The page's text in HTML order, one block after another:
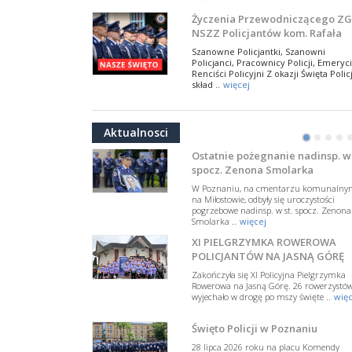
Życzenia Przewodniczącego ZG
NSZZ Policjantów kom. Rafała
Jankowskiego z okazji Święta
Policji 2026
Szanowne Policjantki, Szanowni
Policjanci, Pracownicy Policji,
Renciści Policyjni Z okazji Święta
skład .. więcej
NSZZ Policjantów: Policja nie
W przestrzeni publicznej po raz
pojawiły się wypowiedzi, które
w funkcjonariuszki i funkcjonariuszy
Policj .. więcej
Dodatkowe zarobkowanie
policjantów. NSZZP: obecne
rozwiązania wymagają zmian
zmiany przepisów regulujących
podejmowanie przez policjantów
dodatkowej pracy zarobkowe ..
więcej
Krok 1. Umorzenie. Krok 2.
z hejtem
Postępowanie dotyczące interwencji
Policji w miejscu zamieszkania red.
Tomasza Sakiewicza zostało
Aktualnosci
•• • •
NSZZ Policjantów
Na zaproszenie Zarządu Głównego NSZZ
Policjantów w Polsce gościł Rafael
Departamentu Policji w Nowym Jorku, o
.. więcej
PAMIĘTAMY I ODDAJMY HOŁD
SIERŻ. MARKOWI SIENICKIEMU
poświęconą starszemu sierżantowi Mar
Ostatnie pożegnanie nadinsp. w
spocz. Zenona Smolarka
W Poznaniu, na cmentarzu
na Miłostowie, odbyły się uroczystości
pogrzebowe nadinsp. w st. spocz. Zenona
Smolarka .. więcej
XI PIELGRZYMKA ROWEROWA
POLICJANTÓW NA JASNĄ GÓRĘ
Zakończyła się XI Policyjna Pielgrzymka
Rowerowa na Jasną Górę. 26
wyjechało w drogę po mszy święte ..
Święto Policji w Poznaniu
28 lipca 2026 roku na placu Komendy